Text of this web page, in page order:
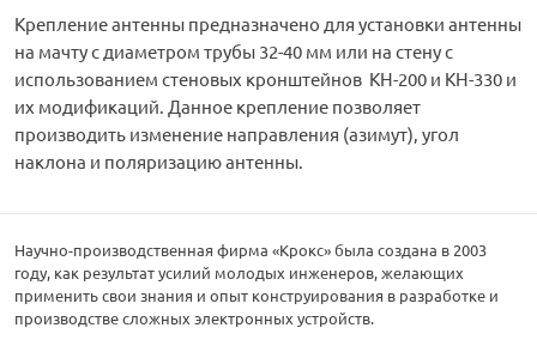
Крепление антенны предназначено для установки антенны
на мачту с диаметром трубы 32-40 мм или на стену с
использованием стеновых кронштейнов КН-200 и КН-330 и
их модификаций. Данное крепление позволяет
производить изменение направления (азимут), угол
наклона и поляризацию антенны.
Научно-производственная фирма «Крокс» была создана в 2003
году, как результат усилий молодых инженеров, желающих
применить свои знания и опыт конструирования в разработке и
производстве сложных электронных устройств.